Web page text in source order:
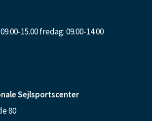
15.00 fredag: 09.00-14.00
Sejlsportscenter
80